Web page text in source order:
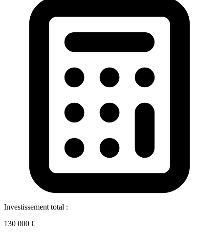
Investissement total :
130 000 €